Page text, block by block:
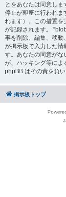
とをあなたは同意し
停止が即座に行われま
れます）。この措置を
が記録されます。
事を削除、編集、移動
が掲示板で入力した情
す。あなたの同意がな
が、ハッキング等によ
phpBB はその責を負い
掲示板トップ